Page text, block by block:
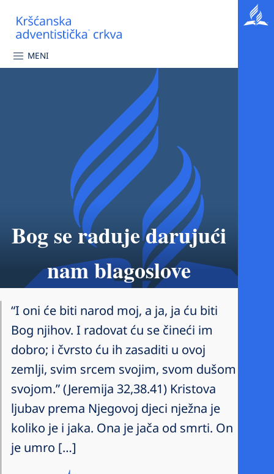
MENI
Bog se raduje darujući
nam blagoslove
“I oni će biti narod moj, a ja, ja ću biti
Bog njihov. I radovat ću se čineći im
dobro; i čvrsto ću ih zasaditi u ovoj
zemlji, svim srcem svojim, svom dušom
svojom.” (Jeremija 32,38.41) Kristova
ljubav prema Njegovoj djeci nježna je
koliko je i jaka. Ona je jača od smrti. On
je umro […]